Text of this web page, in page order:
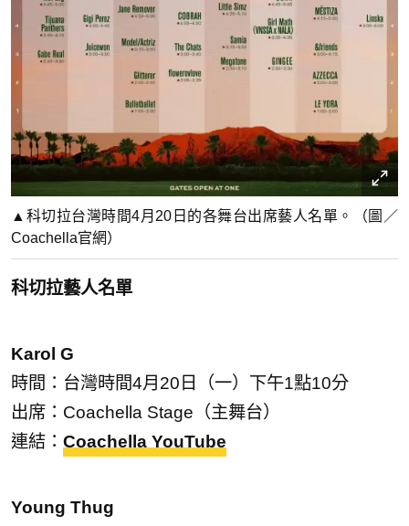
▲科切拉台灣時間4月20日的各舞台出席藝人名單。（圖／
Coachella官網）
科切拉藝人名單
Karol G
時間：台灣時間4月20日（一）下午1點10分
出席：Coachella Stage（主舞台）
連結： Coachella YouTube
Young Thug